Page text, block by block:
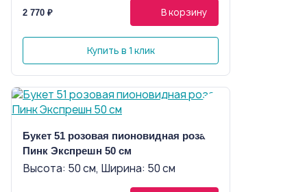
2 770 ₽ В корзину
Купить в 1 клик
Букет 51 розовая пионовидная роза
Пинк Экспрешн 50 см
Высота: 50 см, Ширина: 50 см